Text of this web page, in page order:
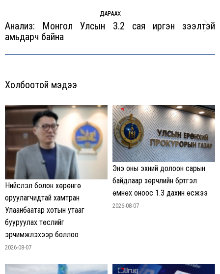
ДАРААХ
Next
Анализ: Монгол Улсын 3.2 сая иргэн зээлтэй
амьдарч байна
Холбоотой мэдээ
Нийслэл болон хөрөнгө
оруулагчидтай хамтран
Улаанбаатар хотын утааг
бууруулах төслийг
эрчимжүүлэхээр боллоо
2026-08-07
Энэ оны эхний долоон сарын
байдлаар зөрчлийн бүртгэл
өмнөх оноос 1.3 дахин өсжээ
2026-08-07